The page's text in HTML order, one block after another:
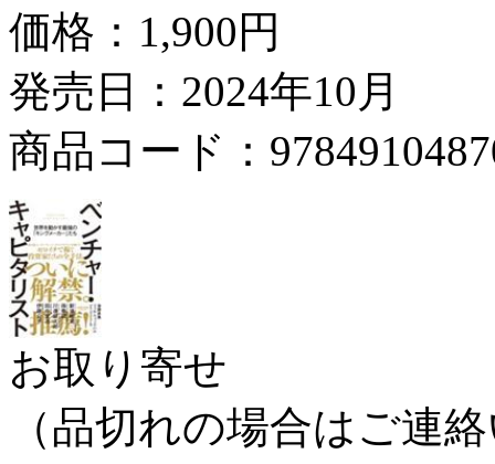
価格： 1,900円
発売日：2024年10月
商品コード：
お取り寄せ
（品切れの場合はご連